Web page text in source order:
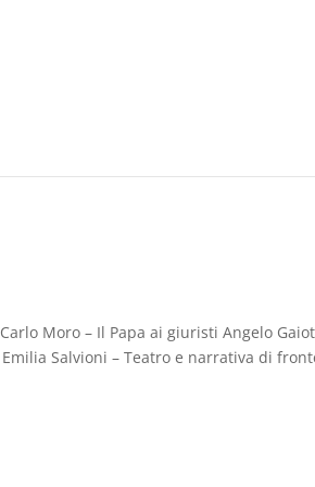
Moro – Il Papa ai giuristi Angelo
Salvioni – Teatro e narrativa di